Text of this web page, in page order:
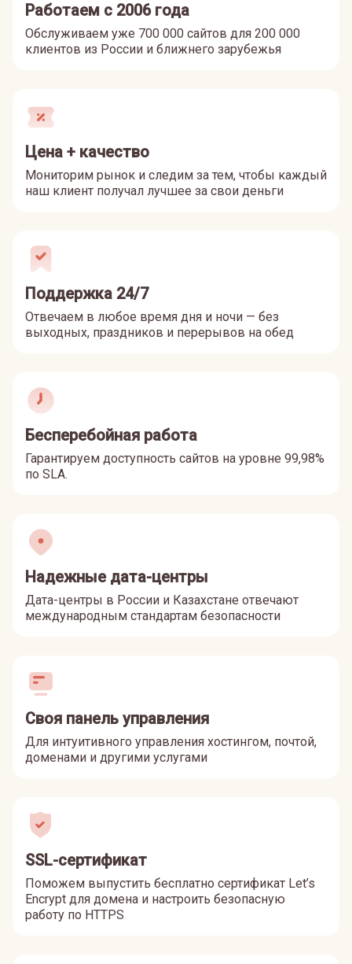
Работаем с 2006 года
Обслуживаем уже 700 000 сайтов для 200 000
клиентов из России и ближнего зарубежья
Цена + качество
Мониторим рынок и следим за тем, чтобы каждый
наш клиент получал лучшее за свои деньги
Поддержка 24/7
Отвечаем в любое время дня и ночи — без
выходных, праздников и перерывов на обед
Бесперебойная работа
Гарантируем доступность сайтов на уровне 99,98%
по SLA.
Надежные дата-центры
Дата-центры в России и Казахстане отвечают
международным стандартам безопасности
Своя панель управления
Для интуитивного управления хостингом, почтой,
доменами и другими услугами
SSL-сертификат
Поможем выпустить бесплатно сертификат Let’s
Encrypt для домена и настроить безопасную
работу по HTTPS